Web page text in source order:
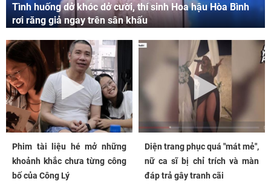
Tình huống dở khóc dở cười, thí sinh Hoa hậu Hòa Bình
rơi răng giả ngay trên sân khấu
Phim tài liệu hé mở những
khoảnh khắc chưa từng công
bố của Công Lý
Diện trang phục quá "mát mẻ",
nữ ca sĩ bị chỉ trích và màn
đáp trả gây tranh cãi